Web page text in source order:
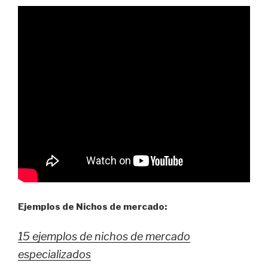
Ejemplos de Nichos de mercado:
15 ejemplos de nichos de mercado
especializados